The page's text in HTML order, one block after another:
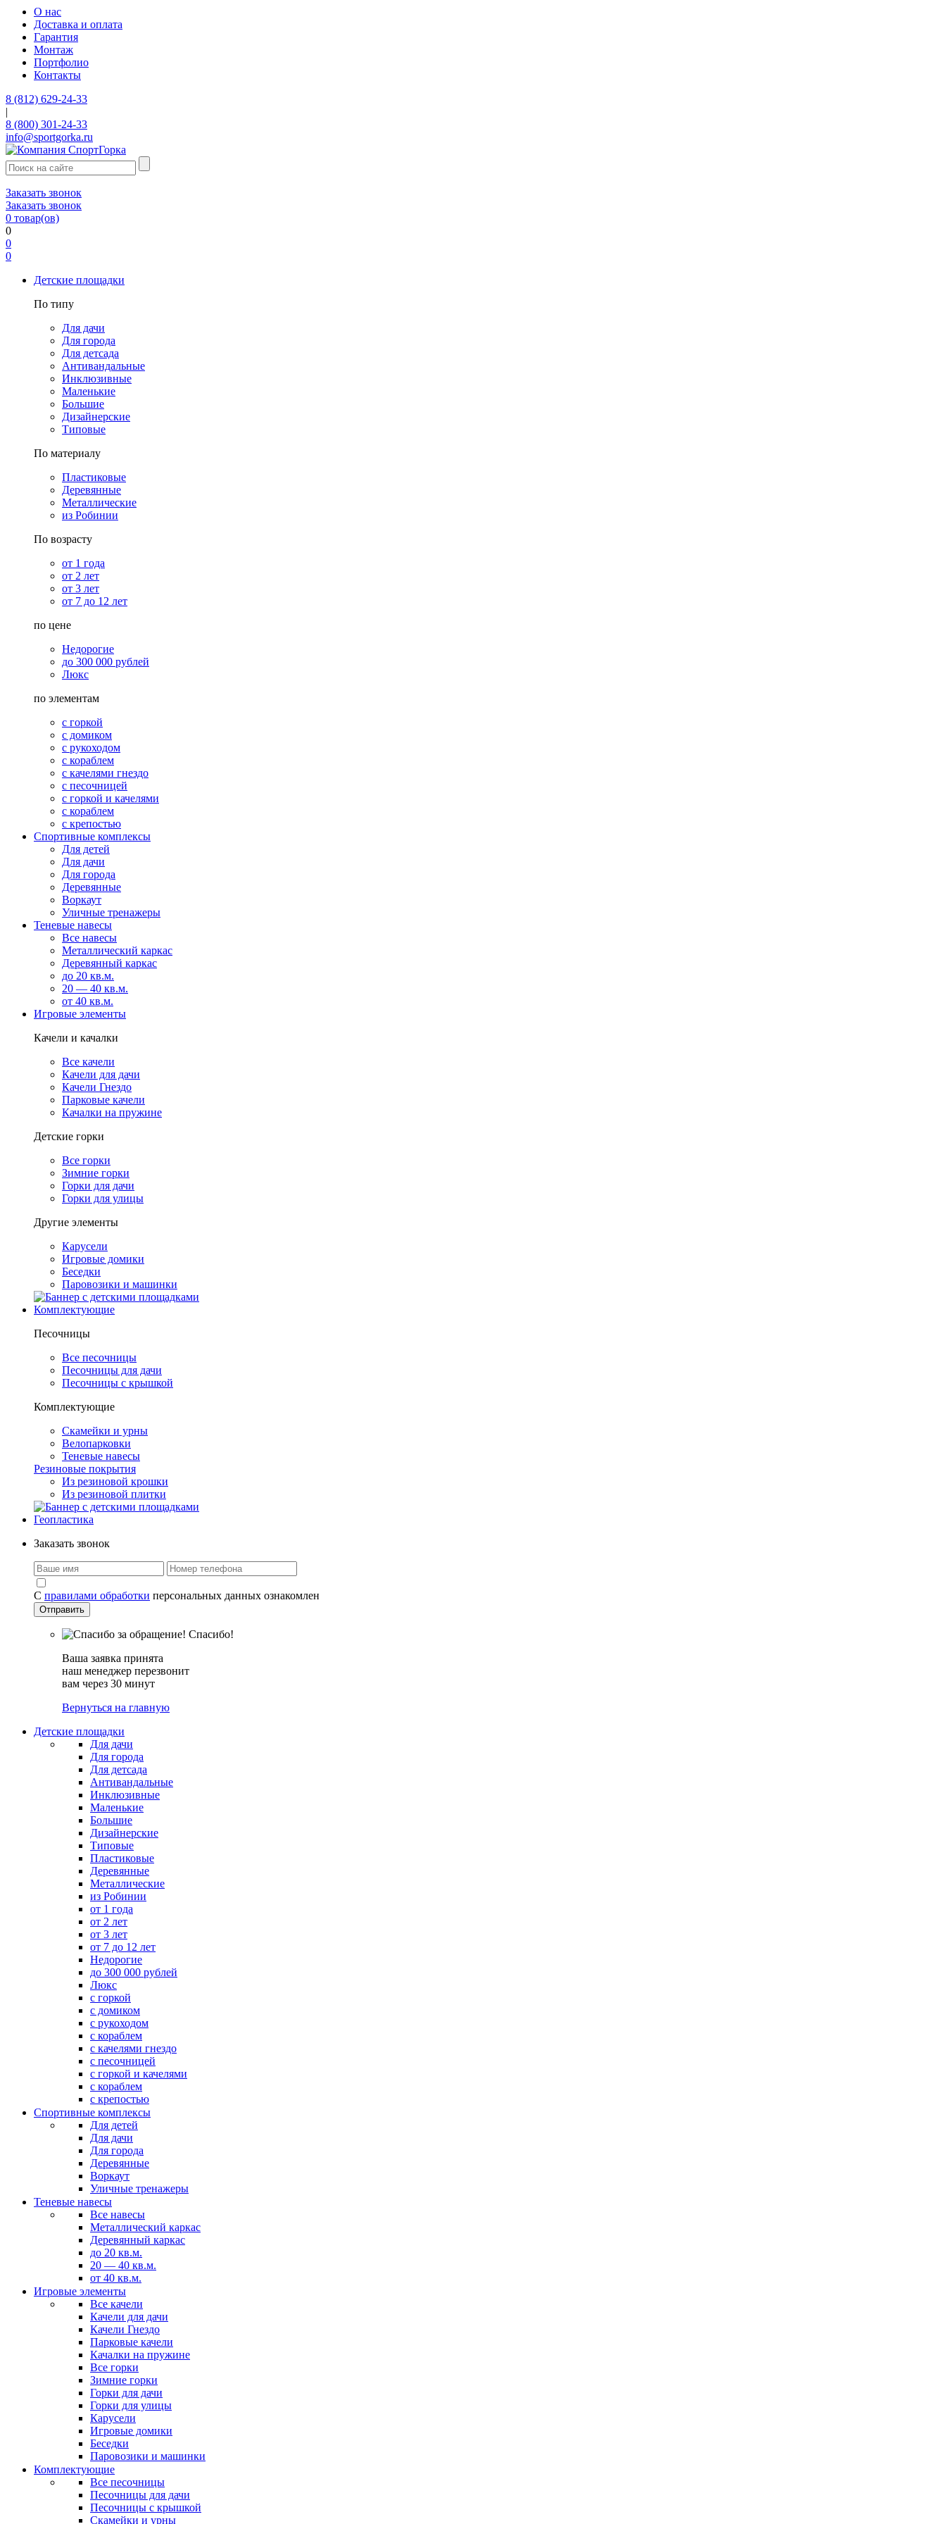
О нас
Доставка и оплата
Гарантия
Монтаж
Портфолио
Контакты
8 (812) 629-24-33
|
8 (800) 301-24-33
info@sportgorka.ru
Заказать звонок
Заказать звонок
0 товар(ов)
0
0
0
Детские площадки
По типу
Для дачи
Для города
Для детсада
Антивандальные
Инклюзивные
Маленькие
Большие
Дизайнерские
Типовые
По материалу
Пластиковые
Деревянные
Металлические
из Робинии
По возрасту
от 1 года
от 2 лет
от 3 лет
от 7 до 12 лет
по цене
Недорогие
до 300 000 рублей
Люкс
по элементам
с горкой
с домиком
с рукоходом
с кораблем
с качелями гнездо
с песочницей
с горкой и качелями
с кораблем
с крепостью
Спортивные комплексы
Для детей
Для дачи
Для города
Деревянные
Воркаут
Уличные тренажеры
Теневые навесы
Все навесы
Металлический каркас
Деревянный каркас
до 20 кв.м.
20 — 40 кв.м.
от 40 кв.м.
Игровые элементы
Качели и качалки
Все качели
Качели для дачи
Качели Гнездо
Парковые качели
Качалки на пружине
Детские горки
Все горки
Зимние горки
Горки для дачи
Горки для улицы
Другие элементы
Карусели
Игровые домики
Беседки
Паровозики и машинки
Комплектующие
Песочницы
Все песочницы
Песочницы для дачи
Песочницы с крышкой
Комплектующие
Скамейки и урны
Велопарковки
Теневые навесы
Резиновые покрытия
Из резиновой крошки
Из резиновой плитки
Геопластика
Заказать звонок
С правилами обработки персональных данных ознакомлен
Спасибо!
Ваша заявка принята
наш менеджер перезвонит
вам через 30 минут
Вернуться на главную
Детские площадки
Для дачи
Для города
Для детсада
Антивандальные
Инклюзивные
Маленькие
Большие
Дизайнерские
Типовые
Пластиковые
Деревянные
Металлические
из Робинии
от 1 года
от 2 лет
от 3 лет
от 7 до 12 лет
Недорогие
до 300 000 рублей
Люкс
с горкой
с домиком
с рукоходом
с кораблем
с качелями гнездо
с песочницей
с горкой и качелями
с кораблем
с крепостью
Спортивные комплексы
Для детей
Для дачи
Для города
Деревянные
Воркаут
Уличные тренажеры
Теневые навесы
Все навесы
Металлический каркас
Деревянный каркас
до 20 кв.м.
20 — 40 кв.м.
от 40 кв.м.
Игровые элементы
Все качели
Качели для дачи
Качели Гнездо
Парковые качели
Качалки на пружине
Все горки
Зимние горки
Горки для дачи
Горки для улицы
Карусели
Игровые домики
Беседки
Паровозики и машинки
Комплектующие
Все песочницы
Песочницы для дачи
Песочницы с крышкой
Скамейки и урны